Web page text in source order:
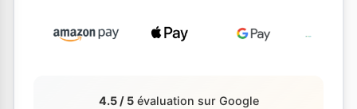
4.5 / 5évaluation sur Google